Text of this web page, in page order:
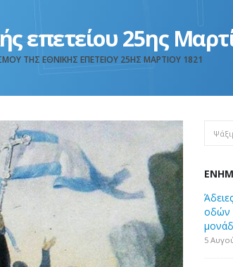
επετείου 25ης
ΤΗΣ ΕΘΝΙΚΉΣ ΕΠΕΤΕΊΟΥ 25ΗΣ ΜΑΡΤΊΟΥ 1821
οδών
5